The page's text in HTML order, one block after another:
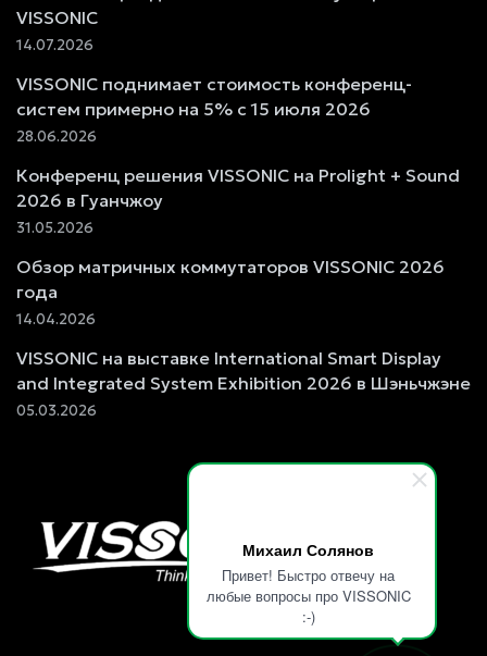
Михаил Солянов
Привет! Быстро отвечу на
любые вопросы про VISSONIC
:-)
VISSONIC
14.07.2026
VISSONIC поднимает стоимость конференц-
систем примерно на 5% с 15 июля 2026
28.06.2026
Конференц решения VISSONIC на Prolight + Sound
2026 в Гуанчжоу
31.05.2026
Обзор матричных коммутаторов VISSONIC 2026
года
14.04.2026
VISSONIC на выставке International Smart Display
and Integrated System Exhibition 2026 в Шэньчжэне
05.03.2026